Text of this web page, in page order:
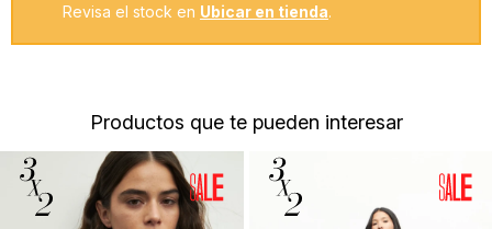
Revisa el stock en Ubicar en tienda.
Productos que te pueden interesar